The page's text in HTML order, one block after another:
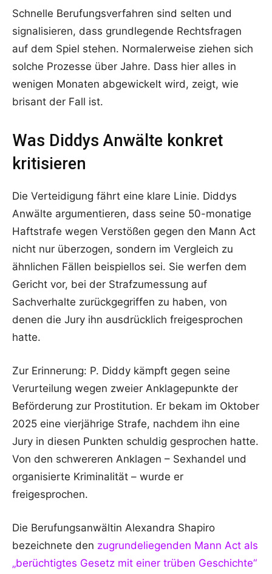
Schnelle Berufungsverfahren sind selten und
signalisieren, dass grundlegende Rechtsfragen
auf dem Spiel stehen. Normalerweise ziehen sich
solche Prozesse über Jahre. Dass hier alles in
wenigen Monaten abgewickelt wird, zeigt, wie
brisant der Fall ist.
Was Diddys Anwälte konkret
kritisieren
Die Verteidigung fährt eine klare Linie. Diddys
Anwälte argumentieren, dass seine 50-monatige
Haftstrafe wegen Verstößen gegen den Mann Act
nicht nur überzogen, sondern im Vergleich zu
ähnlichen Fällen beispiellos sei. Sie werfen dem
Gericht vor, bei der Strafzumessung auf
Sachverhalte zurückgegriffen zu haben, von
denen die Jury ihn ausdrücklich freigesprochen
hatte.
Zur Erinnerung: P. Diddy kämpft gegen seine
Verurteilung wegen zweier Anklagepunkte der
Beförderung zur Prostitution. Er bekam im Oktober
2025 eine vierjährige Strafe, nachdem ihn eine
Jury in diesen Punkten schuldig gesprochen hatte.
Von den schwereren Anklagen – Sexhandel und
organisierte Kriminalität – wurde er
freigesprochen.
Die Berufungsanwältin Alexandra Shapiro
bezeichnete den zugrundeliegenden Mann Act als
„berüchtigtes Gesetz mit einer trüben Geschichte“